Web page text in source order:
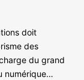
doit
des
du grand
numérique…